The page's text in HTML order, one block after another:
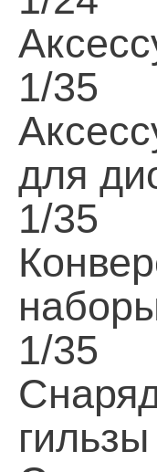
1/35
для
1/35
1/35